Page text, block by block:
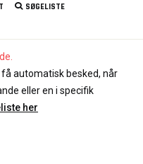
SØGELISTE
automatisk besked, når
eller en i specifik
her